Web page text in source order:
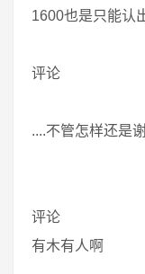
1600也是只能认
评论
....不管怎样还是
评论
有木有人啊